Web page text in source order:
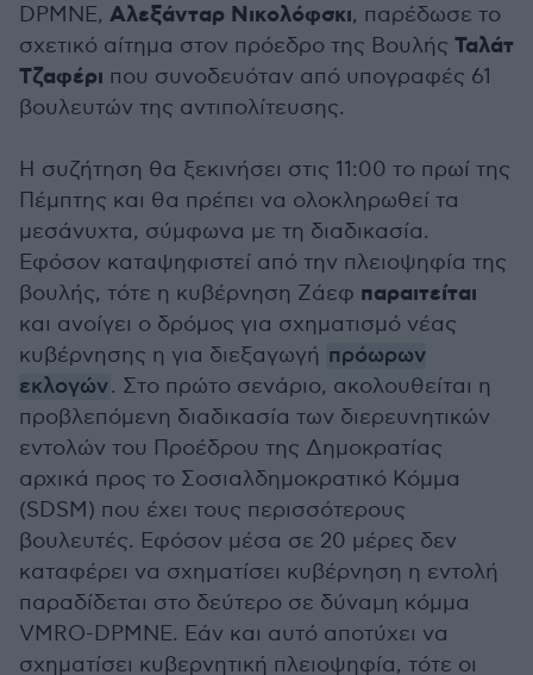
DPMNE, Αλεξάνταρ Νικολόφσκι, παρέδωσε το
σχετικό αίτημα στον πρόεδρο της Βουλής Ταλάτ
Τζαφέρι που συνοδευόταν από υπογραφές 61
βουλευτών της αντιπολίτευσης.
Η συζήτηση θα ξεκινήσει στις 11:00 το πρωί της
Πέμπτης και θα πρέπει να ολοκληρωθεί τα
μεσάνυχτα, σύμφωνα με τη διαδικασία.
Εφόσον καταψηφιστεί από την πλειοψηφία της
βουλής, τότε η κυβέρνηση Ζάεφ παραιτείται
και ανοίγει ο δρόμος για σχηματισμό νέας
κυβέρνησης η για διεξαγωγή πρόωρων
εκλογών. Στο πρώτο σενάριο, ακολουθείται η
προβλεπόμενη διαδικασία των διερευνητικών
εντολών του Προέδρου της Δημοκρατίας
αρχικά προς το Σοσιαλδημοκρατικό Κόμμα
(SDSM) που έχει τους περισσότερους
βουλευτές. Εφόσον μέσα σε 20 μέρες δεν
καταφέρει να σχηματίσει κυβέρνηση η εντολή
παραδίδεται στο δεύτερο σε δύναμη κόμμα
VMRO-DPMNE. Εάν και αυτό αποτύχει να
σχηματίσει κυβερνητική πλειοψηφία, τότε οι